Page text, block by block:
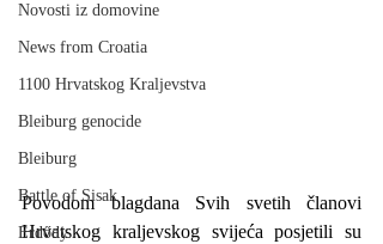
Novosti iz domovine
News from Croatia
1100 Hrvatskog Kraljevstva
Bleiburg genocide
Bleiburg
Battle of Sisak
Erdődy
Povodom blagdana Svih svetih članovi
Hrvatskog kraljevskog svijeća posjetili su